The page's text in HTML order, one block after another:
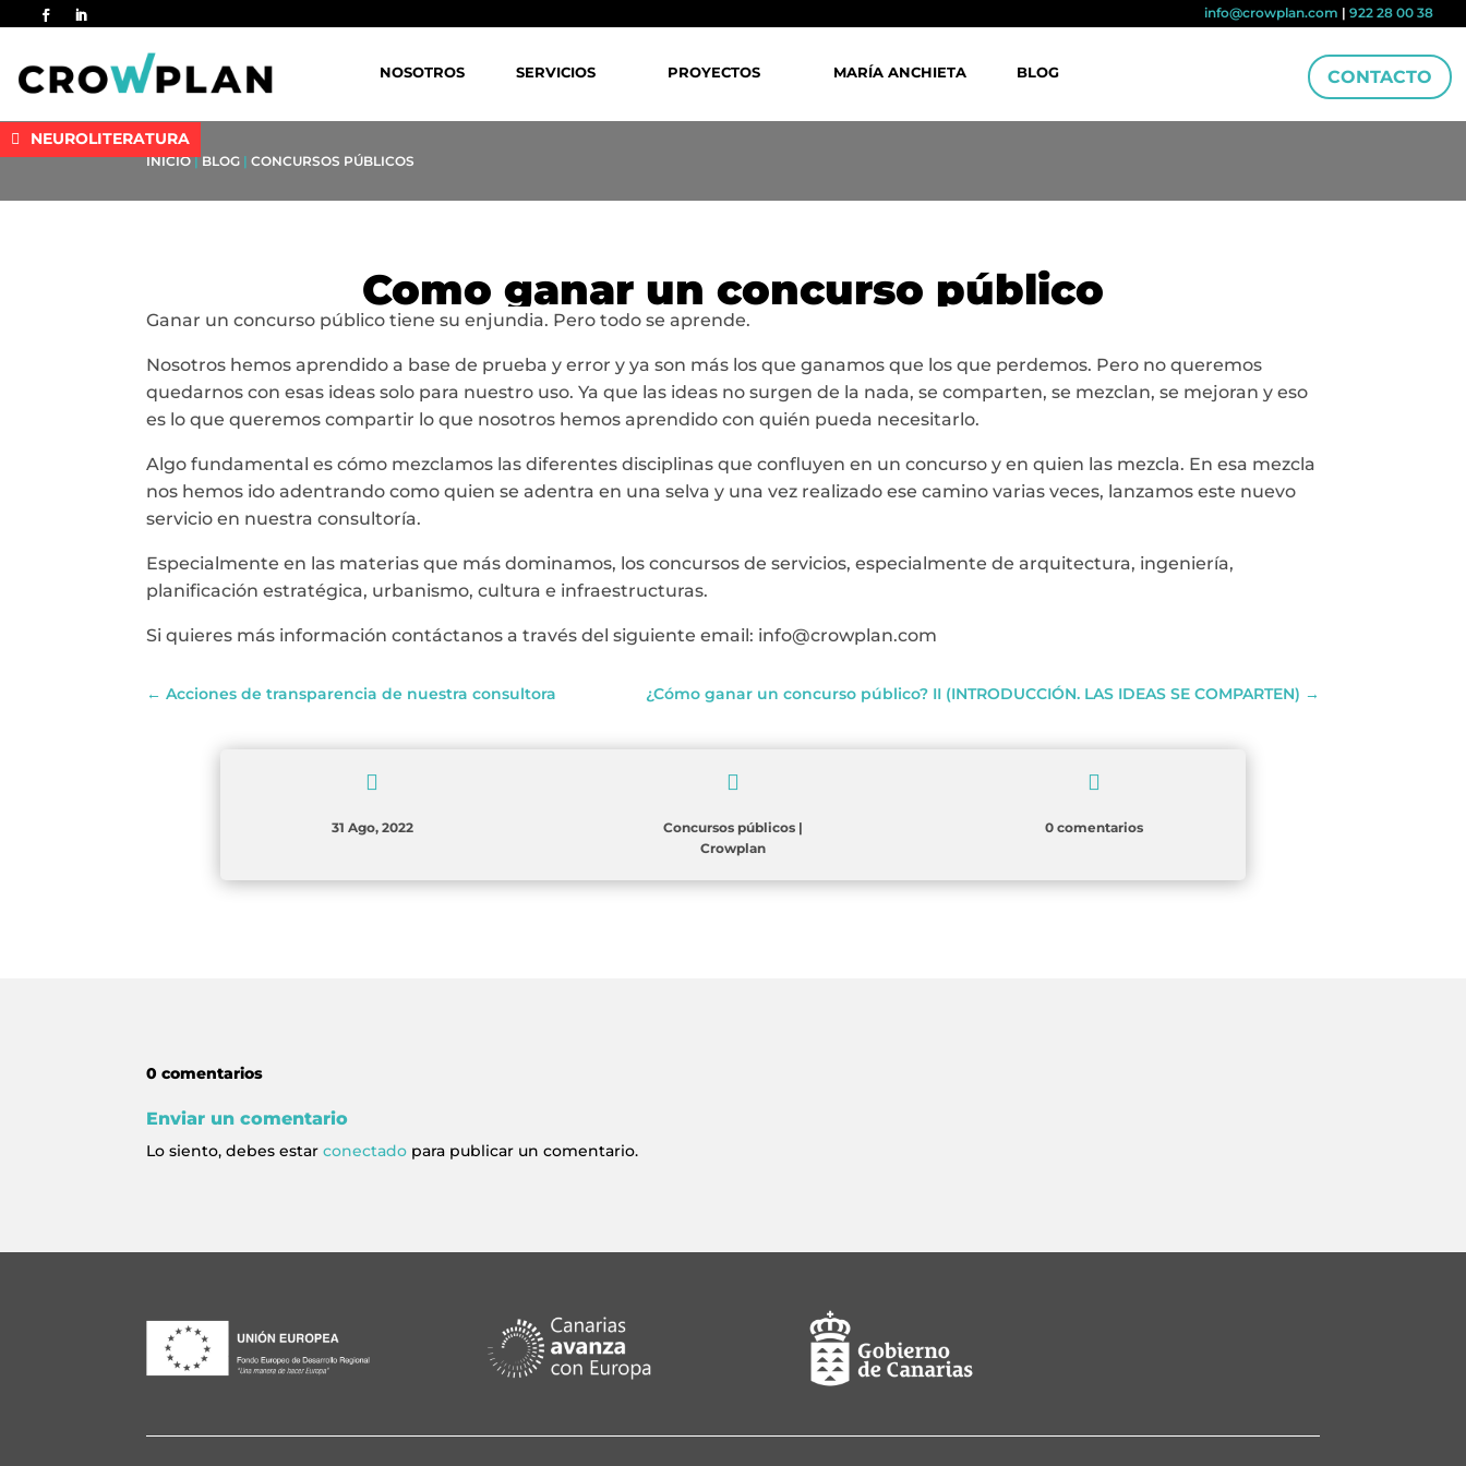
info@crowplan.com | 922 28 00 38
NOSOTROS SERVICIOS PROYECTOS MARÍA ANCHIETA BLOG CONTACTO
NEUROLITERATURA
INICIO|BLOG |CONCURSOS PÚBLICOS
Como ganar un concurso público
Ganar un concurso público tiene su enjundia. Pero todo se aprende.
Nosotros hemos aprendido a base de prueba y error y ya son más los que ganamos que los que perdemos. Pero no queremos
quedarnos con esas ideas solo para nuestro uso. Ya que las ideas no surgen de la nada, se comparten, se mezclan, se mejoran y eso
es lo que queremos compartir lo que nosotros hemos aprendido con quién pueda necesitarlo.
Algo fundamental es cómo mezclamos las diferentes disciplinas que confluyen en un concurso y en quien las mezcla. En esa mezcla
nos hemos ido adentrando como quien se adentra en una selva y una vez realizado ese camino varias veces, lanzamos este nuevo
servicio en nuestra consultoría.
Especialmente en las materias que más dominamos, los concursos de servicios, especialmente de arquitectura, ingeniería,
planificación estratégica, urbanismo, cultura e infraestructuras.
Si quieres más información contáctanos a través del siguiente email: info@crowplan.com
←Acciones de transparencia de nuestra consultora ¿Cómo ganar un concurso público? II (INTRODUCCIÓN. LAS IDEAS SE COMPARTEN) →

31 Ago, 2022

Concursos públicos|
Crowplan

0 comentarios
0 comentarios
Enviar un comentario
Lo siento, debes estarconectado para publicar un comentario.